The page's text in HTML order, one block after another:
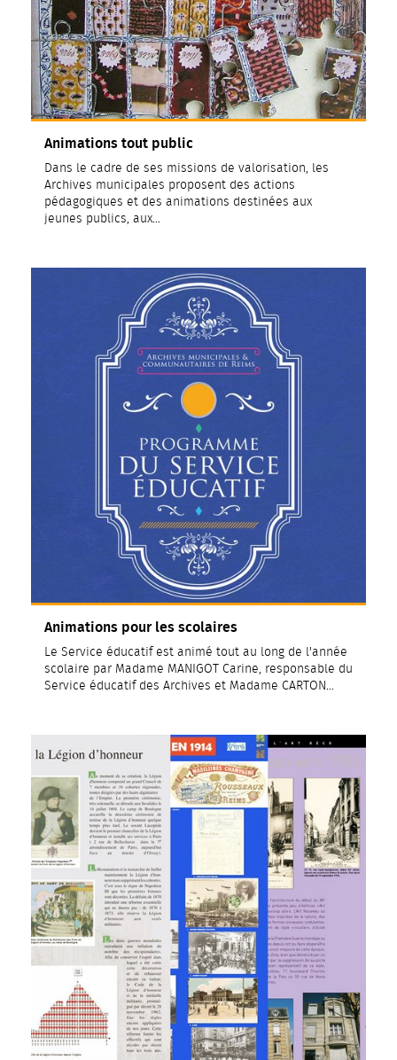
Animations tout public
Dans le cadre de ses missions de valorisation, les
Archives municipales proposent des actions
pédagogiques et des animations destinées aux
jeunes publics, aux…
Animations pour les scolaires
Le Service éducatif est animé tout au long de l'année
scolaire par Madame MANIGOT Carine, responsable du
Service éducatif des Archives et Madame CARTON…